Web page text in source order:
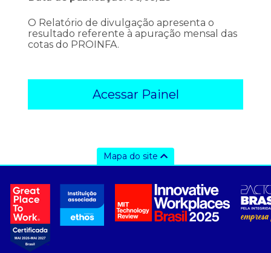
O Relatório de divulgação apresenta o
resultado referente à apuração mensal das
cotas do PROINFA.
Acessar Painel
Mapa do site
- Sobre Nós
- Governança
- Nossos Associados
- integridade, riscos e auditoria